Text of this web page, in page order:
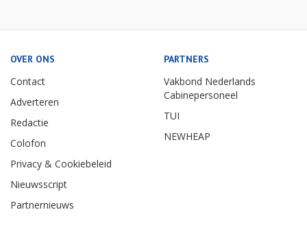
OVER ONS
Contact
Adverteren
Redactie
Colofon
Privacy & Cookiebeleid
Nieuwsscript
Partnernieuws
PARTNERS
Vakbond Nederlands
Cabinepersoneel
TUI
NEWHEAP